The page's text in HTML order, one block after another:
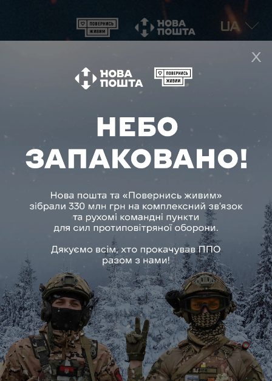
UA
ЗАПАКУЙ НЕБО
Прокачай ППО!
Наша мета — 330 млн гривень
на зв’язок і рухомі командні пункти
управління для сил ППО.